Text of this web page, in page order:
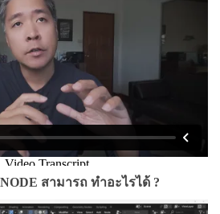
สามารถ ทำอะไรได้ ?